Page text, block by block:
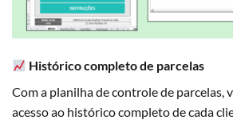
Histórico completo de parcelas
Com a planilha de controle de parcelas,
acesso ao histórico completo de cada